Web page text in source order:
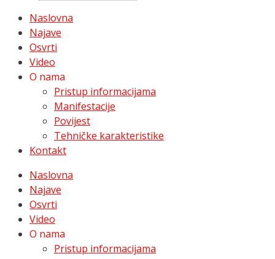
Naslovna
Najave
Osvrti
Video
O nama
Pristup informacijama
Manifestacije
Povijest
Tehničke karakteristike
Kontakt
Naslovna
Najave
Osvrti
Video
O nama
Pristup informacijama